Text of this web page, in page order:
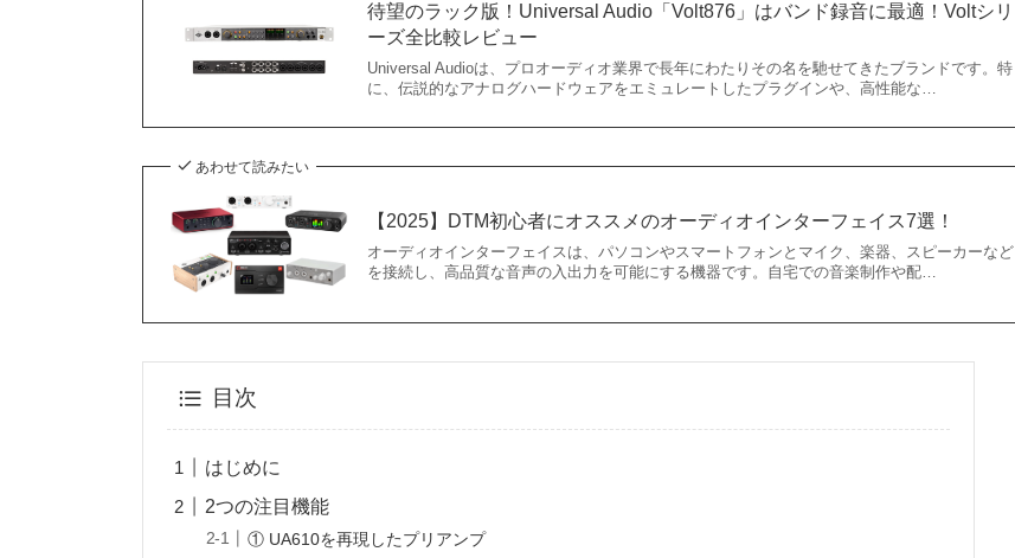
待望のラック版！Universal Audio「Volt876」はバンド録音に最適！Voltシリ
ーズ全比較レビュー
Universal Audioは、プロオーディオ業界で長年にわたりその名を馳せてきたブランドです。特
に、伝説的なアナログハードウェアをエミュレートしたプラグインや、高性能な…
あわせて読みたい
【2025】DTM初心者にオススメのオーディオインターフェイス7選！
オーディオインターフェイスは、パソコンやスマートフォンとマイク、楽器、スピーカーなど
を接続し、高品質な音声の入出力を可能にする機器です。自宅での音楽制作や配…
目次
はじめに
2つの注目機能
① UA610を再現したプリアンプ